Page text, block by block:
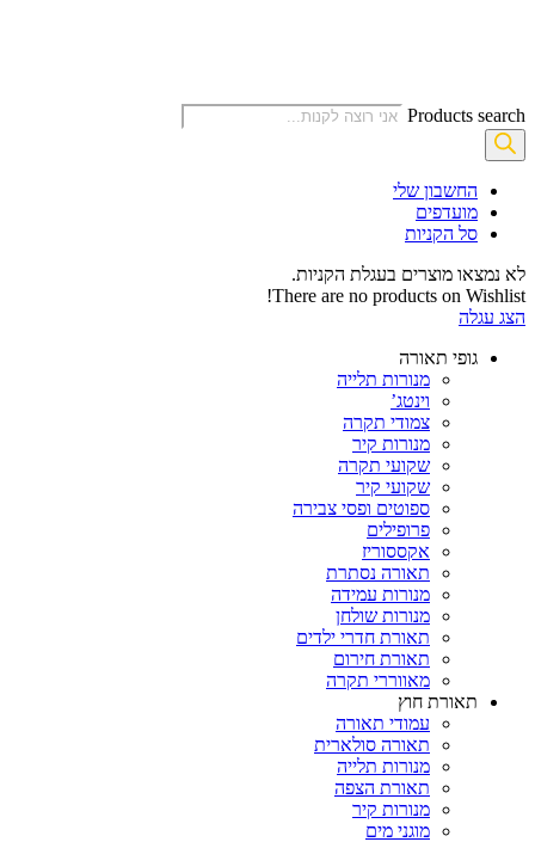
Products search
החשבון שלי‬
‫מועדפים‬‬
סל הקניות
לא נמצאו מוצרים בעגלת הקניות.
There are no products on Wishlist!
הצג עגלה
גופי תאורה
מנורות תלייה
וינטג’
צמודי תקרה
מנורות קיר
שקועי תקרה
שקועי קיר
ספוטים ופסי צבירה
פרופילים
אקססוריז
תאורה נסתרת
מנורות עמידה
מנורות שולחן
תאורת חדרי ילדים
תאורת חירום
מאווררי תקרה
תאורת חוץ
עמודי תאורה
תאורה סולארית
מנורות תלייה
תאורת הצפה
מנורות קיר
מוגני מים